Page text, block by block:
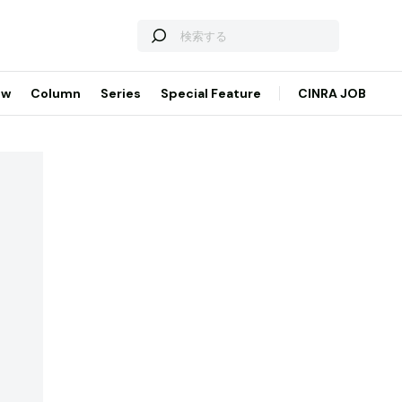
Column Series Special Feature CINRA JOB